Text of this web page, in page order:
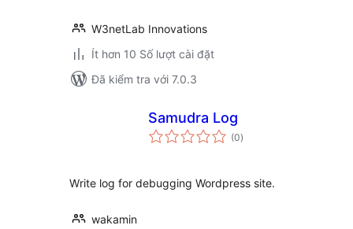
W3netLab Innovations
Ít hơn 10 Số lượt cài đặt
Đã kiểm tra với 7.0.3
Samudra Log
(0tổng
đánh
)
Write log for debugging Wordpress site.
wakamin